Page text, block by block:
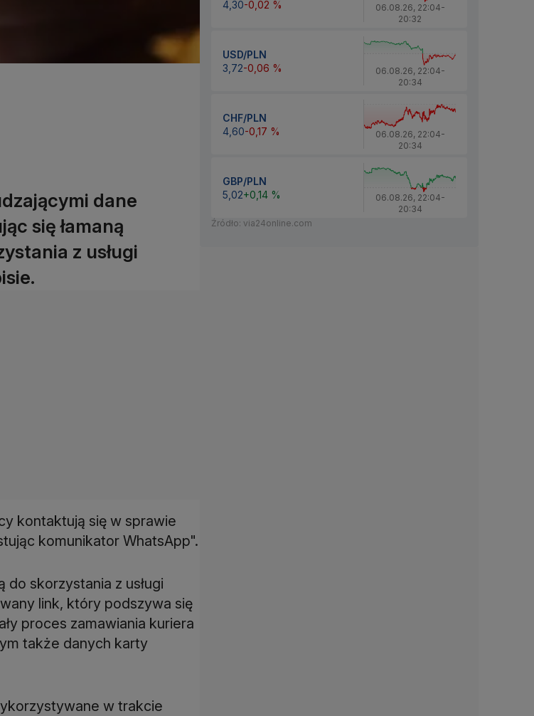
dane
się łamaną
z usługi
kontaktują się w sprawie
komunikator WhatsApp".
do skorzystania z usługi
link, który podszywa się
proces zamawiania kuriera
także danych karty
w trakcie
4,30-0,02 % 06.08.26, 22:04-
20:32
USD/PLN
3,72-0,06 % 06.08.26, 22:04-
20:34
CHF/PLN
4,60-0,17 % 06.08.26, 22:04-
20:34
GBP/PLN
5,02+0,14 % 06.08.26, 22:04-
20:34
Źródło: via24online.com